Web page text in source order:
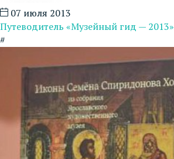
07 июля 2013
Путеводитель «Музейный гид — 2013»
#